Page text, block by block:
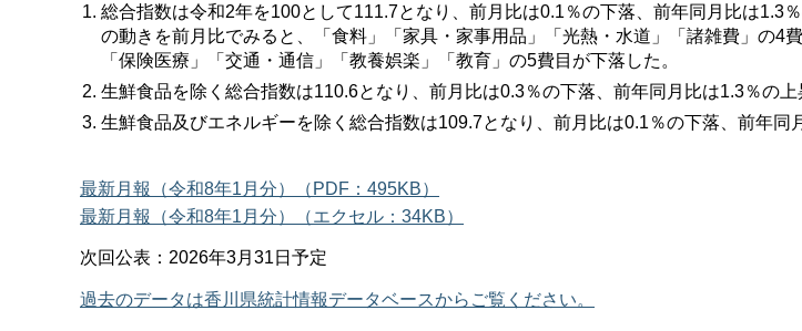
総合指数は令和2年を100として111.7となり、前月比は0.1％の下落、前年同月比は1.3
の動きを前月比でみると、「食料」「家具・家事用品」「光熱・水道」「諸雑費」の4
「保険医療」「交通・通信」「教養娯楽」「教育」の5費目が下落した。
生鮮食品を除く総合指数は110.6となり、前月比は0.3％の下落、前年同月比は1.3％の上
生鮮食品及びエネルギーを除く総合指数は109.7となり、前月比は0.1％の下落、前年同
最新月報（令和8年1月分）（PDF：495KB）
最新月報（令和8年1月分）（エクセル：34KB）
次回公表：2026年3月31日予定
過去のデータは香川県統計情報データベースからご覧ください。